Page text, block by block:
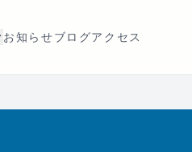
お知らせブログアクセス